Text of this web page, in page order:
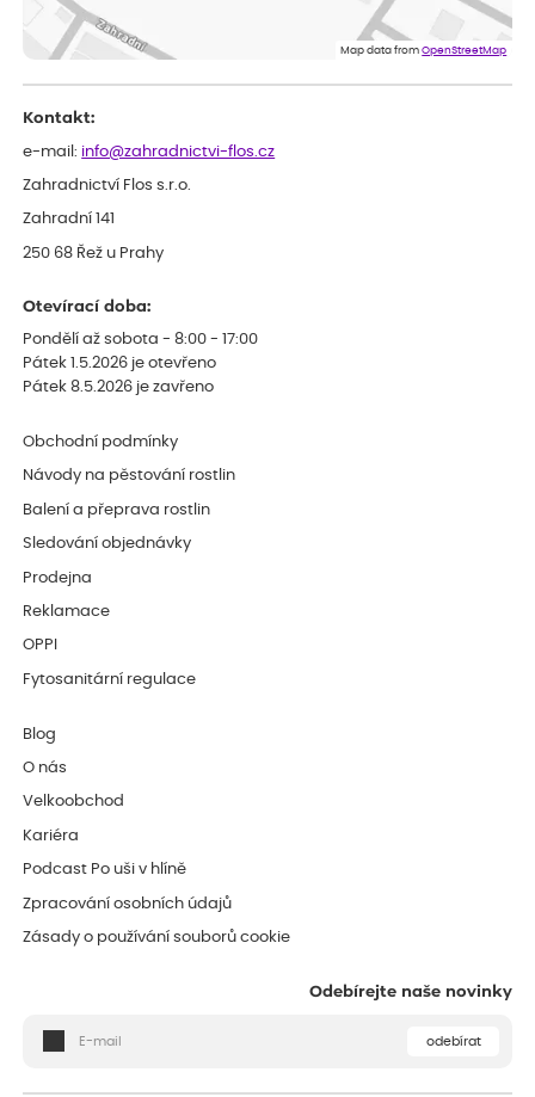
Doporučuji :). Spokojenost, stromky v pěkném stavu. Jediné, co
my chybělo, bylo komunikování nedostupného zboží před
Map data fromOpenStreetMap
Kontakt:
e-mail: info@zahradnictvi-flos.cz
Zahradnictví Flos s.r.o.
Zahradní 141
250 68 Řež u Prahy
Otevírací doba:
Pondělí až sobota - 8:00 - 17:00
Pátek 1.5.2026 je otevřeno
Pátek 8.5.2026 je zavřeno
Obchodní podmínky
Návody na pěstování rostlin
Balení a přeprava rostlin
Sledování objednávky
Prodejna
Reklamace
OPPI
Fytosanitární regulace
Blog
O nás
Velkoobchod
Kariéra
Podcast Po uši v hlíně
Zpracování osobních údajů
Zásady o používání souborů cookie
Odebírejte naše novinky
odebírat